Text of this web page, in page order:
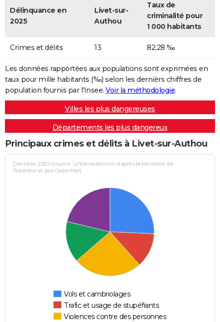
Délinquance en
2025
Livet-sur-
Authou
Taux de
criminalité pour
1 000 habitants
Crimes et délits 13 82,28 ‰
Les données rapportées aux populations sont exprimées en
taux pour mille habitants (‰) selon les dernièrs chiffres de
population fournis par l'Insee. Voir la méthodologie.
Villes les plus dangereuses
Départements les plus dangereux
Principaux crimes et délits à Livet-sur-Authou
Données 2025 (source : Linternaute.com d'après le Ministère de
l'Intérieur et des Outre-Mer)
Vols et cambriolages
Trafic et usage de stupéfiants
Violences contre des personnes